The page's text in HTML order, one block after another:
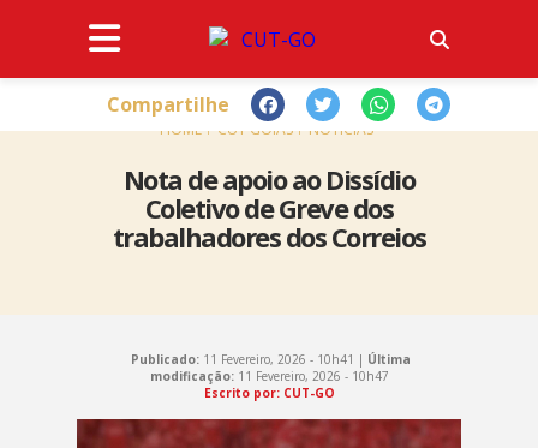
HOME CUT GOIÁS NOTÍCIAS
Nota de apoio ao Dissídio
Coletivo de Greve dos
trabalhadores dos Correios
Compartilhe
Publicado: 11 Fevereiro, 2026 - 10h41 | Última
modificação:11 Fevereiro, 2026 - 10h47
Escrito por: CUT-GO